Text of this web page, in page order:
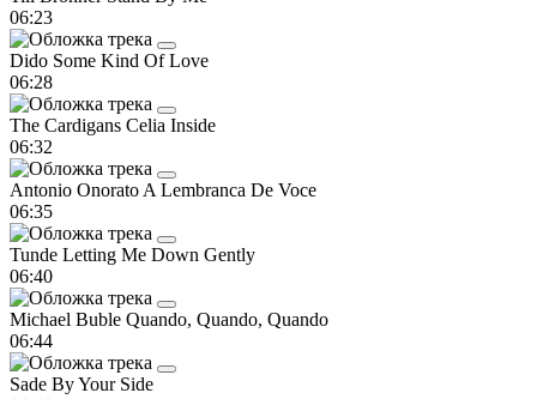
06:23
Dido Some Kind Of Love
06:28
The Cardigans Celia Inside
06:32
Antonio Onorato A Lembranca De Voce
06:35
Tunde Letting Me Down Gently
06:40
Michael Buble Quando, Quando, Quando
06:44
Sade By Your Side